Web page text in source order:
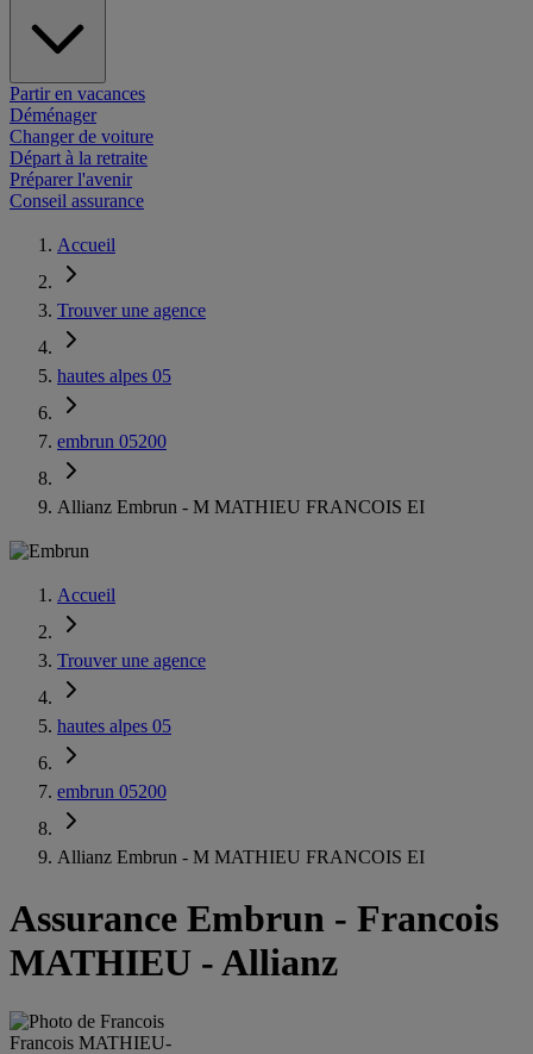
Partir en vacances
Déménager
Changer de voiture
Départ à la retraite
Préparer l'avenir
Conseil assurance
Accueil
Trouver une agence
hautes alpes 05
embrun 05200
Allianz Embrun - M MATHIEU FRANCOIS EI
Accueil
Trouver une agence
hautes alpes 05
embrun 05200
Allianz Embrun - M MATHIEU FRANCOIS EI
Assurance Embrun - Francois
MATHIEU - Allianz
Francois MATHIEU-